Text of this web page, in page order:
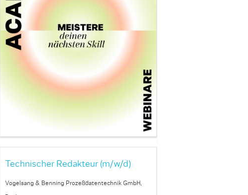
Technischer Redakteur (m/w/d)
Vogelsang & Benning Prozeßdatentechnik GmbH,